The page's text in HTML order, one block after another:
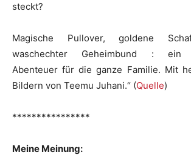
steckt?
Magische Pullover, goldene
waschechter Geheimbund : ein
Abenteuer für die ganze Familie. Mit
Bildern von Teemu Juhani.“ (Quelle)
****************
Meine Meinung: